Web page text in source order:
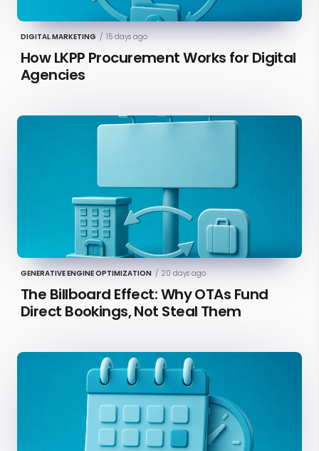
DIGITAL MARKETING / 15 days ago
How LKPP Procurement Works for Digital
Agencies
GENERATIVE ENGINE OPTIMIZATION / 20 days ago
The Billboard Effect: Why OTAs Fund
Direct Bookings, Not Steal Them